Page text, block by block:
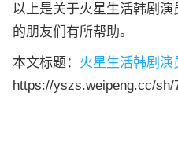
以上是关于火星生活韩剧
的朋友们有所帮助。
本文标题： 火星生活韩剧
https://yszs.weipeng.cc/sh/